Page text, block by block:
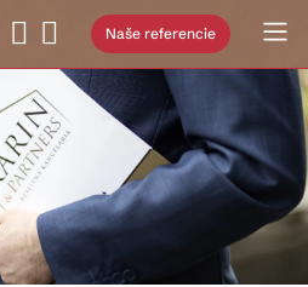
Naše referencie